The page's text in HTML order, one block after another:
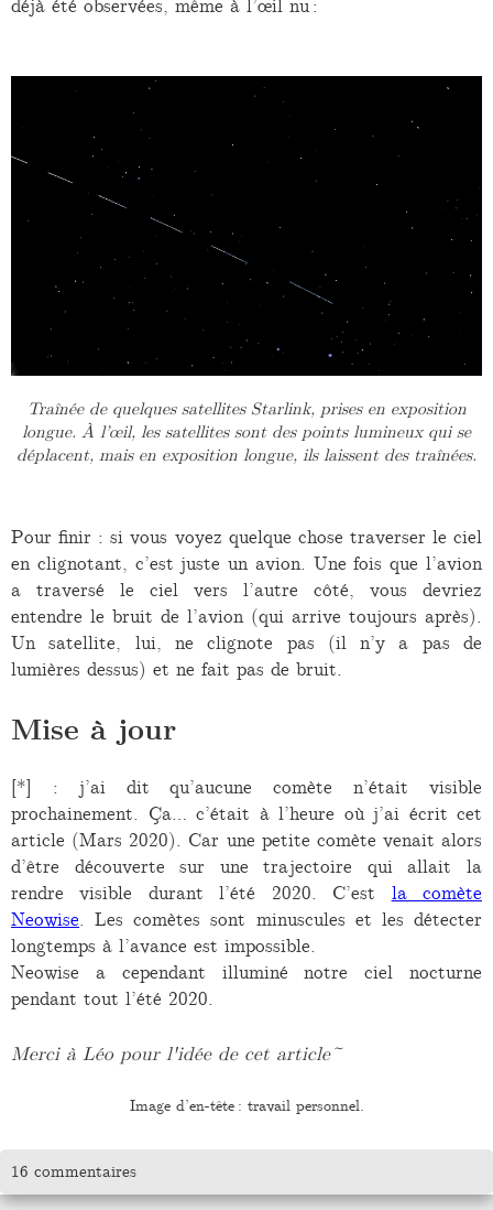
déjà été observées, même à l’œil nu :
Traînée de quelques satellites Starlink, prises en exposition
longue. À l’œil, les satellites sont des points lumineux qui se
déplacent, mais en exposition longue, ils laissent des traînées.
Pour finir : si vous voyez quelque chose traverser le ciel
en clignotant, c’est juste un avion. Une fois que l’avion
a traversé le ciel vers l’autre côté, vous devriez
entendre le bruit de l’avion (qui arrive toujours après).
Un satellite, lui, ne clignote pas (il n’y a pas de
lumières dessus) et ne fait pas de bruit.
Mise à jour
[*] : j’ai dit qu’aucune comète n’était visible
prochainement. Ça… c’était à l’heure où j’ai écrit cet
article (Mars 2020). Car une petite comète venait alors
d’être découverte sur une trajectoire qui allait la
rendre visible durant l’été 2020. C’est la comète
Neowise. Les comètes sont minuscules et les détecter
longtemps à l’avance est impossible.
Neowise a cependant illuminé notre ciel nocturne
pendant tout l’été 2020.
Merci à Léo pour l'idée de cet article~
Image d’en-tête : travail personnel.
16 commentaires